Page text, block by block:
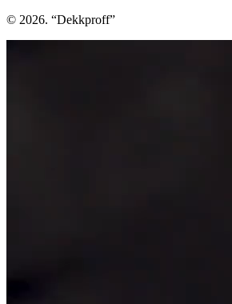
© 2026. “Dekkproff”